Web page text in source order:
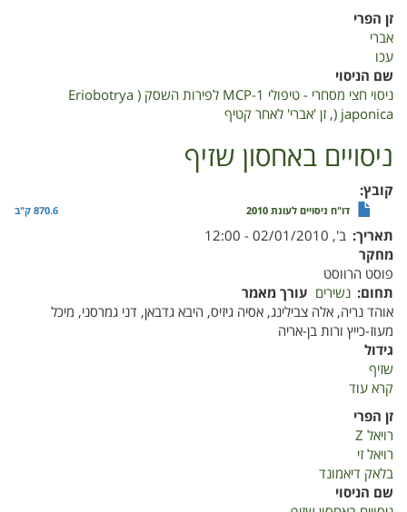
טיפולי
1-
MCP
השסק
japonica
(,
'אברי'
לאחר
קטיף
זן הפרי
אברי
עכו
שם הניסוי
ניסוי חצי מסחרי - טיפולי 1-MCP לפירות השסק ( Eriobotrya
japonica (, זן 'אברי' לאחר קטיף
ניסויים באחסון שזיף
קובץ
דו"ח ניסויים לעונת 2010 870.6 ק"ב
תאריך ב', 02/01/2010 - 12:00
מחקר
פוסט הרווסט
תחום נשירים עורך מאמר
אוהד נריה, אלה צבילינג, אסיה גיזיס, היבא גדבאן, דני גמרסני, מיכל
מעוז-כייץ ורות בן-אריה
גידול
שזיף
קרא עוד
זן הפרי
רויאל Z
רויאל זי
בלאק דיאמונד
שם הניסוי